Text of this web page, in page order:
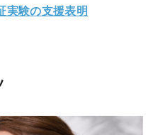
実験の支援表明